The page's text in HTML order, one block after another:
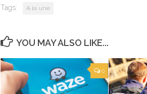
Tags: A la une
YOU MAY ALSO LIKE...
0